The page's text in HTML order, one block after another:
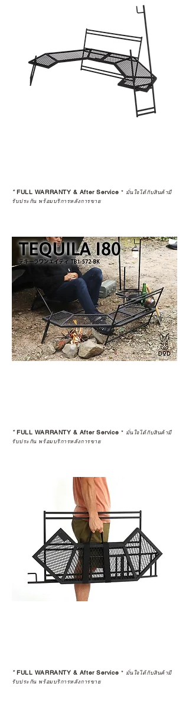
4 • สินค้าใดๆ ก็ตามที่ซื้อจากการ
Resell หรือมีการเปลี่ยนมือผู้ซื้อ จะ
ถือว่าสิ้นสุดการรับประกันสินค้าทุก
กรณี
5 • สงวนสิทธิ์ในการงดจำหน่ายสินค้า
ทุกรายการให้กับผู้ที่มีประวัติการนำ
*FULL WARRANTY & After Service * มั่นใจได้กับสินค้ามี
รับประกัน พร้อมบริการหลังการขาย
*FULL WARRANTY & After Service * มั่นใจได้กับสินค้ามี
รับประกัน พร้อมบริการหลังการขาย
*FULL WARRANTY & After Service * มั่นใจได้กับสินค้ามี
รับประกัน พร้อมบริการหลังการขาย